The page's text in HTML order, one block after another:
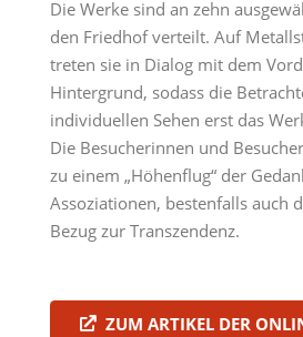
Die Werke sind an zehn
den Friedhof verteilt. Auf
treten sie in Dialog mit dem
Hintergrund, sodass die
individuellen Sehen erst das
Die Besucherinnen und
zu einem „Höhenflug“ der
Assoziationen, bestenfalls auch
Bezug zur Transzendenz.
ZUM ARTIKEL DER